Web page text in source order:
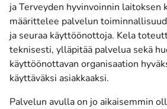
ja Terveyden hyvinvoinnin laitoksen
määrittelee palvelun
ja seuraa käyttöönottoja. Kela
teknisesti, ylläpitää palvelua sekä
käyttöönottavan organisaation
käyttäväksi asiakkaaksi.
Palvelun avulla on jo aikaisemmin